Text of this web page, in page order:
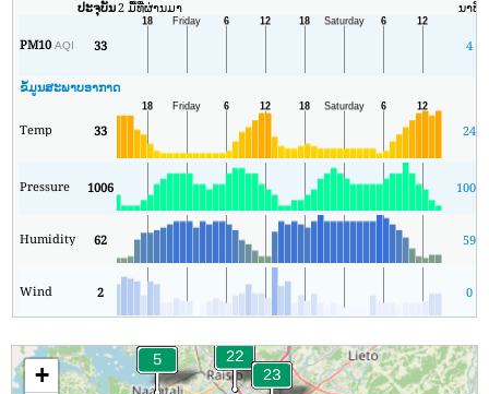
ປະຈຸບັນ2 ມື້ທີ່ຜ່ານມາ ນາທີ
PM10AQI 33 4
ຂໍ້ມູນສະພາບອາກາດ
Temp 33 24
Pressure 1006 1006
Humidity 62 59
Wind 2 0
+